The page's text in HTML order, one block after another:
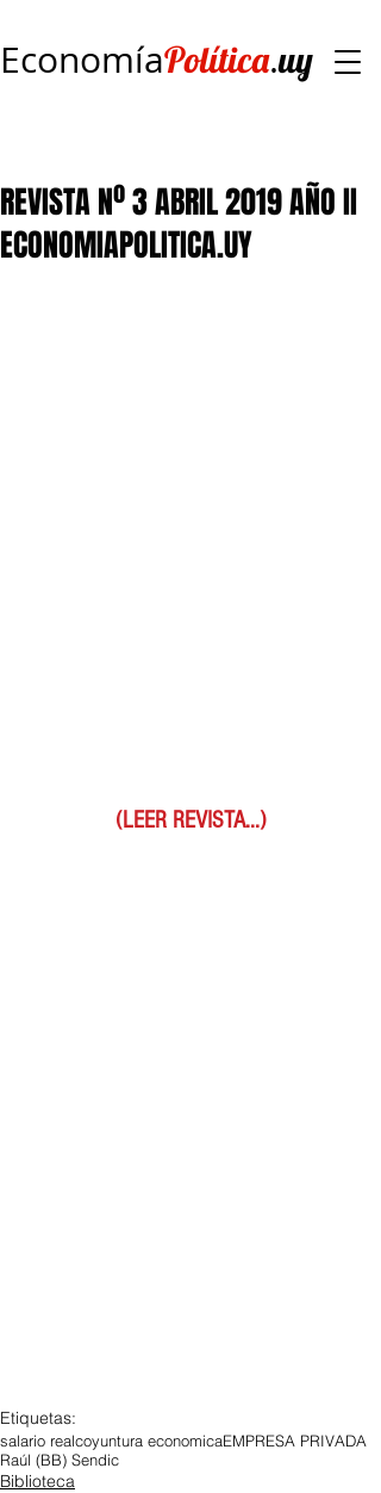
EconomíaPolítica.uy
REVISTA Nº 3 ABRIL 2019 AÑO II
ECONOMIAPOLITICA.UY
(LEER REVISTA...)
Etiquetas:
salario realcoyuntura economicaEMPRESA PRIVADA
Raúl (BB) Sendic
Biblioteca